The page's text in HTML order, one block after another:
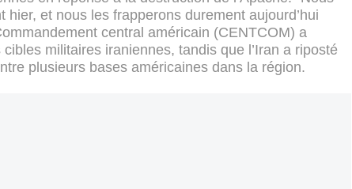
hier, et nous les frapperons durement aujourd’hui
central américain (CENTCOM) a
militaires iraniennes, tandis que l’Iran a riposté
plusieurs bases américaines dans la région.